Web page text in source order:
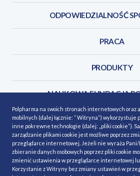
ODPOWIEDZIALNOŚĆ
PRACA
PRODUKTY
NAUKOWA FUNDACJA
KONTAKT
POLITYKA COOKIES
Polpharma na swoich stronach internetowych oraz
mobilnych (dalej łącznie: ” Witryna”) wykorzystuje
inne pokrewne technologie (dalej: „pliki cookie”).
zarządzanie plikami cookie jest możliwe poprzez
przeglądarce internetowej. Jeżeli nie wyraża Pani/
zbieranie danych osobowych poprzez pliki cookie
zmienić ustawienia w przeglądarce internetowej
Korzystanie z Witryny bez zmiany ustawień w